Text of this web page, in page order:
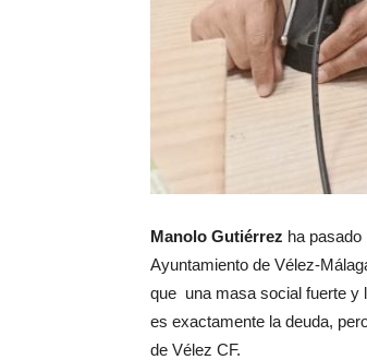
Manolo Gutiérrez ha
Ayuntamiento de Vélez-
que una masa social fuerte y
es exactamente la deuda,
de Vélez CF.